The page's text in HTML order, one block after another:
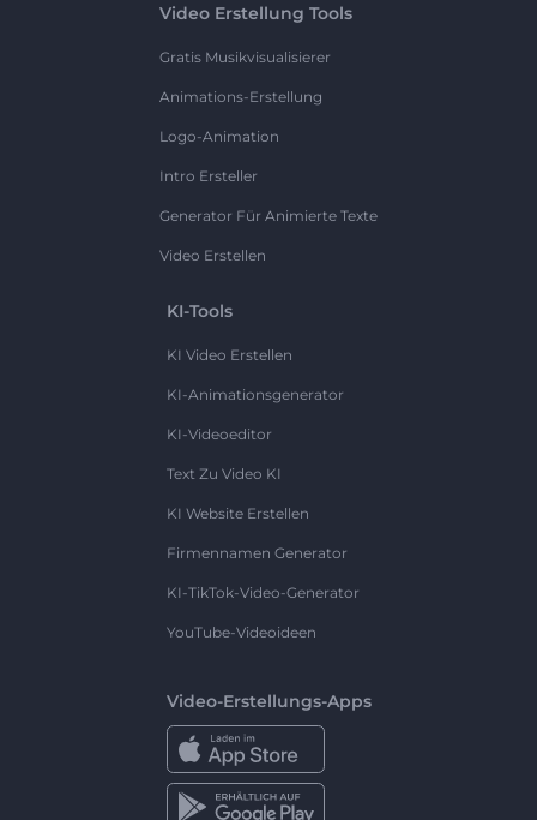
Video Erstellung Tools
Gratis Musikvisualisierer
Animations-Erstellung
Logo-Animation
Intro Ersteller
Generator Für Animierte Texte
Video Erstellen
KI-Tools
KI Video Erstellen
KI-Animationsgenerator
KI-Videoeditor
Text Zu Video KI
KI Website Erstellen
Firmennamen Generator
KI-TikTok-Video-Generator
YouTube-Videoideen
Video-Erstellungs-Apps